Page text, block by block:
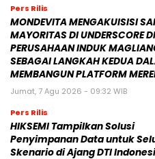
Pers Rilis
MONDEVITA MENGAKUISISI
MAYORITAS DI UNDERSCORE
PERUSAHAAN INDUK
SEBAGAI LANGKAH KEDUA
MEMBANGUN PLATFORM
Jumat, 7 Agu 2026 - 09:32 WIB
Pers Rilis
HIKSEMI Tampilkan Solusi
Penyimpanan Data untuk
Skenario di Ajang DTI